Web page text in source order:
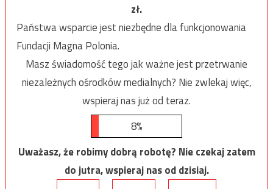
zł.
Państwa wsparcie jest niezbędne dla funkcjonowania
Fundacji Magna Polonia.
Masz świadomość tego jak ważne jest przetrwanie
niezależnych ośrodków medialnych? Nie zwlekaj więc,
wspieraj nas już od teraz.
8%
Uważasz, że robimy dobrą robotę? Nie czekaj zatem
do jutra, wspieraj nas od dzisiaj.